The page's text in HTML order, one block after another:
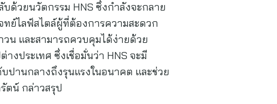
ด้วยนวัตกรรม HNS ซึ่งกำลังจะกลาย
ทย์ไลฟ์สไตล์ผู้ที่ต้องการความสะดวก
วน และสามารถควบคุมได้ง่ายด้วย
งประเทศ ซึ่งเชื่อมั่นว่า HNS จะมี
านกลางถึงรุนแรงในอนาคต และช่วย
ตน์ กล่าวสรุป